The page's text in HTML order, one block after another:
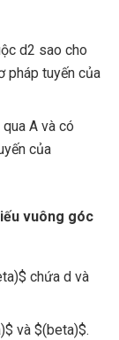
d2 sao cho
pháp tuyến của
A và có
của
vuông góc
chứa d và
và $(beta)$.